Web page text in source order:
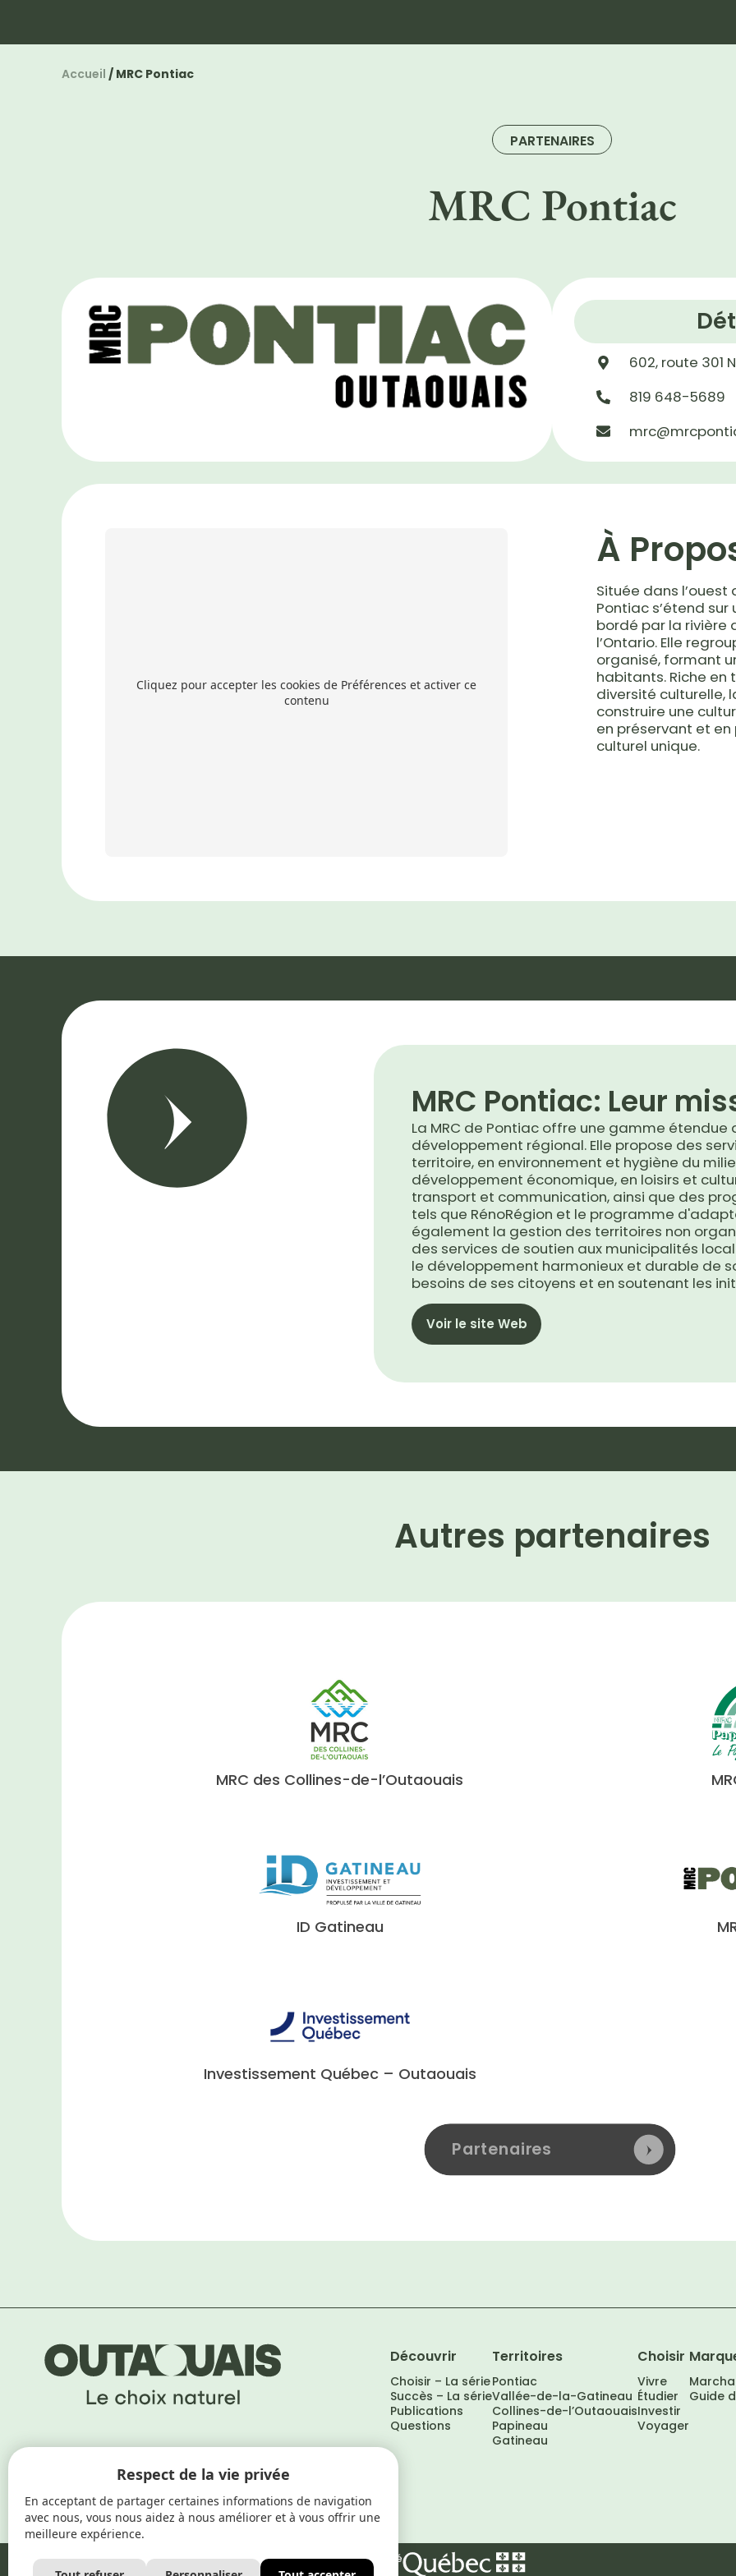
Découvrir Territoires
Choisir
Accueil / MRC Pontiac
PARTENAIRES
MRC Pontiac
602, route 301
819 648-5689
Cliquez pour accepter les cookies de Préférences et activer ce
contenu
À
Située dans l’ouest
Pontiac s’étend sur
bordé par la rivière
l’Ontario. Elle
organisé, formant
habitants. Riche
diversité culturelle,
construire une
en préservant et
culturel unique.
MRC Pontiac: Leur
La MRC de Pontiac offre une gamme
développement régional. Elle propose des
territoire, en environnement et hygiène du
développement économique, en loisirs et
transport et communication, ainsi que des
tels que RénoRégion et le programme
également la gestion des territoires non
des services de soutien aux municipalités
le développement harmonieux et durable de
besoins de ses citoyens et en soutenant les
Voir le site Web
Autres partenaires
MRC des Collines-de-l’Outaouais
ID Gatineau
Investissement Québec – Outaouais
Partenaires
Découvrir
Choisir – La série
Succès – La série
Publications
Questions
Territoires
Pontiac
Vallée-de-la-Gatineau
Collines-de-l’Outaouais
Papineau
Gatineau
Choisir
Vivre
Étudier
Investir
Voyager
Guide
Outaouais, le choix naturel © 2026 • Politique de confidentialité
Respect de la vie privée
En acceptant de partager certaines informations de navigation
avec nous, vous nous aidez à nous améliorer et à vous offrir une
meilleure expérience.